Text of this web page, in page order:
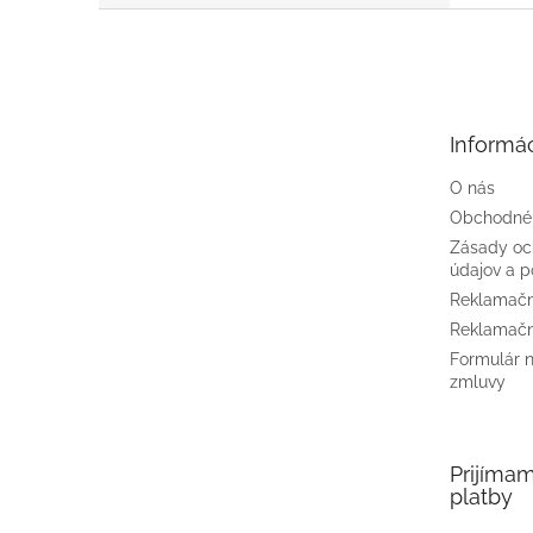
O nás
Zásady
údajov a
Formulár
zmluvy
platby